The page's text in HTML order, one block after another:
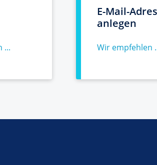
...
E-Mail-
anlegen
Wir empfehlen